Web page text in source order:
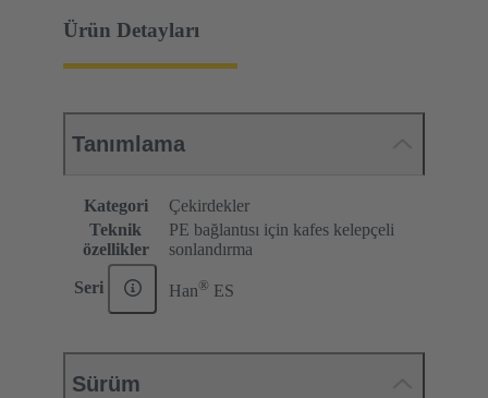
Ürün Detayları
Tanımlama
Kategori
Çekirdekler
Teknik
özellikler
PE bağlantısı için kafes kelepçeli
sonlandırma
Seri Han® ES
Sürüm